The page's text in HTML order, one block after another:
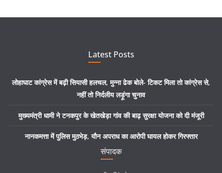
Latest Posts
लोहाघाट कांग्रेस में बढ़ी सियासी हलचल, मुन्ना ढेक बोले- टिकट मिला तो कांग्रेस से,
नहीं तो निर्दलीय लड़ूंगा चुनाव
मुख्यमंत्री धामी ने टनकपुर के खेतखेड़ा गांव की बाढ़ सुरक्षा योजना को दी मंजूरी
नानकमत्ता में पुलिस मुठभेड़, यौन अपराध का आरोपी घायल होकर गिरफ्तार
संपादक